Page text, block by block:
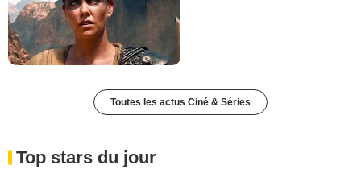
Toutes les actus Ciné & Séries
Top stars du jour